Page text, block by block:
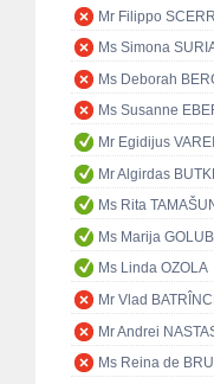
Mr Filippo
Ms Simona
Ms Deborah
Ms Susanne
Mr Egidijus
Mr Algirdas
Ms Rita
Ms Marija
Ms Linda OZOLA
Mr Vlad
Mr Andrei
Ms Reina de